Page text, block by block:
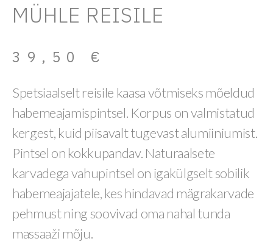
MÜHLE REISILE
39,50 €
Spetsiaalselt reisile kaasa võtmiseks mõeldud
habemeajamispintsel. Korpus on valmistatud
kergest, kuid piisavalt tugevast alumiiniumist.
Pintsel on kokkupandav. Naturaalsete
karvadega vahupintsel on igakülgselt sobilik
habemeajajatele, kes hindavad mägrakarvade
pehmust ning soovivad oma nahal tunda
massaaži mõju.